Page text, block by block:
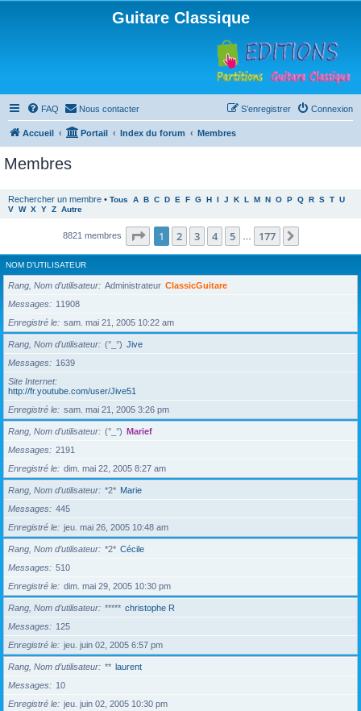
Guitare Classique
FAQ Nous contacter Connexion
S’enregistrer
Accueil Portail Index du forum Membres
Membres
Rechercher un membre • Tous A B C D E F G H I J K L M N O P Q R S T U
V W X Y Z Autre
8821 membres Page 1sur177
1 2 3 4 5 177
NOM D’UTILISATEUR
Rang, Nom d’utilisateur Administrateur ClassicGuitare
Messages
11908
Enregistré le
sam. mai 21, 2005 10:22 am
Rang, Nom d’utilisateur (°_°) Jive
Messages
1639
Site Internet
http://fr.youtube.com/user/Jive51
Enregistré le
sam. mai 21, 2005 3:26 pm
Rang, Nom d’utilisateur (°_°) Marief
Messages
2191
Enregistré le
dim. mai 22, 2005 8:27 am
Rang, Nom d’utilisateur *2* Marie
Messages
445
Enregistré le
jeu. mai 26, 2005 10:48 am
Rang, Nom d’utilisateur *2* Cécile
Messages
510
Enregistré le
dim. mai 29, 2005 10:30 pm
Rang, Nom d’utilisateur ***** christophe R
Messages
125
Enregistré le
jeu. juin 02, 2005 6:57 pm
Rang, Nom d’utilisateur ** laurent
Messages
10
Enregistré le
jeu. juin 02, 2005 10:30 pm